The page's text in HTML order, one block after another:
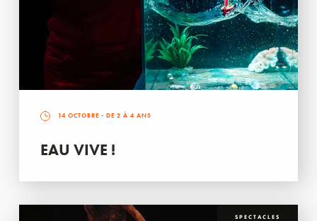
14 OCTOBRE - DE 2 À 4 ANS
EAU VIVE !
SPECTACLES